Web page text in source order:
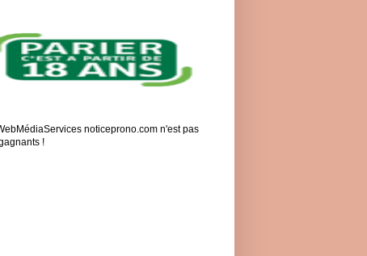
noticeprono.com n'est pas
!